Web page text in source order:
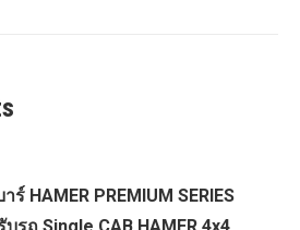
ร์ HAMER PREMIUM SERIES